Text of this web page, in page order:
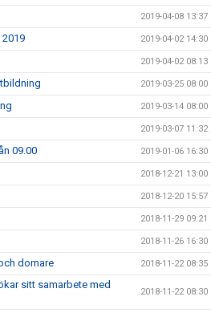
2019-04-08 13:37
2019 2019-04-02 14:30
2019-04-02 08:13
2019-03-25 08:00
2019-03-14 08:00
2019-03-07 11:32
09.00 2019-01-06 16:30
2018-12-21 13:00
2018-12-20 15:57
2018-11-29 09:21
2018-11-26 16:30
domare 2018-11-22 08:35
sitt samarbete med
2018-11-22 08:30